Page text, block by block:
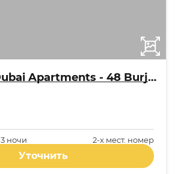
Dream Inn Dubai Apartments - 48 Burj Gate
2-x мест. номер
3 ночи
Уточнить